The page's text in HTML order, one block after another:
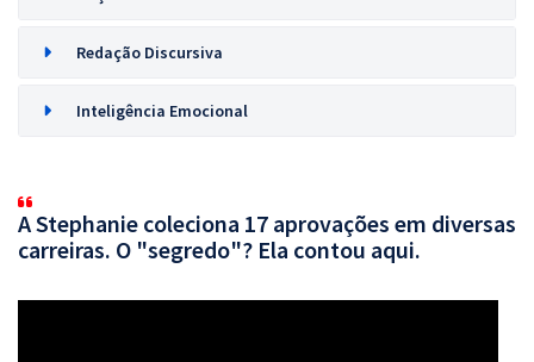
Redação Discursiva
Inteligência Emocional
A Stephanie coleciona 17 aprovações em diversas
carreiras. O "segredo"? Ela contou aqui.